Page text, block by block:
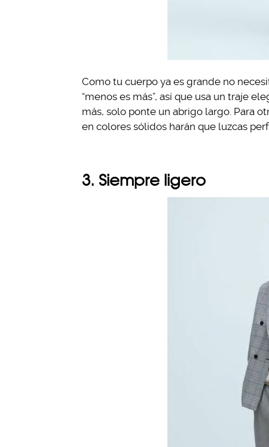
Como tu cuerpo ya es grande no
“menos es más”, así que usa un traje
más, solo ponte un abrigo largo. Para
en colores sólidos harán que luzcas
3. Siempre ligero